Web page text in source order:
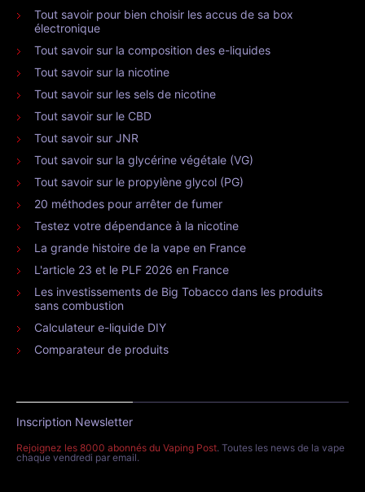
Tout savoir pour bien choisir les accus de sa box
électronique
Tout savoir sur la composition des e-liquides
Tout savoir sur la nicotine
Tout savoir sur les sels de nicotine
Tout savoir sur le CBD
Tout savoir sur JNR
Tout savoir sur la glycérine végétale (VG)
Tout savoir sur le propylène glycol (PG)
20 méthodes pour arrêter de fumer
Testez votre dépendance à la nicotine
La grande histoire de la vape en France
L'article 23 et le PLF 2026 en France
Les investissements de Big Tobacco dans les produits
sans combustion
Calculateur e-liquide DIY
Comparateur de produits
Inscription Newsletter
Rejoignez les 8000 abonnés du Vaping Post. Toutes les news de la vape
chaque vendredi par email.